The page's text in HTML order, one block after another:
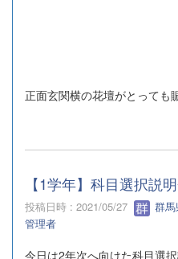
正面玄関横の花壇がとっても
【1学年】科目選択説
投稿日時 : 2021/05/27
群
管理者
今日は2年次へ向けた科目選